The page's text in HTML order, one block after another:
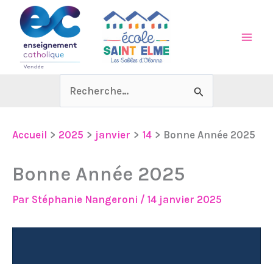
contenu
Rechercher :
Accueil 2025 janvier 14 Bonne Année 2025
Bonne Année 2025
Par Stéphanie Nangeroni / 14 janvier 2025